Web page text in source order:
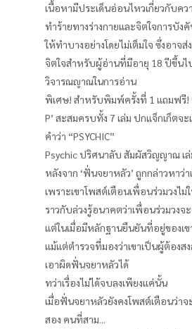
เนื้อหามีประเด็นอ่อนไหวเกี่ยวกับคว
ทำร้ายทางร่างกายและจิตใจการบัง
ให้ทำบางอย่างโดยไม่เต็มใจ ซึ่งอาจ
จิตใจสำหรับผู้อ่านที่มีอายุ 18 ปีขึ้นไ
วิจารณญาณในการอ่าน
พิเศษ! สำหรับพิมพ์ครั้งที่ 1 แถมฟรี!
P’ สะสมครบทั้ง 7 เล่ม ปกแจ็กเก็ตจ
คำว่า “PSYCHIC”
Psychic ปริศนาลับ สัมผัสวิญญาณ เล่
หลังจาก ‘ฟั่นจยาหลัว’ ถูกกล่าวหาว่
เพราะเขาโพสต์เตือนเพื่อนร่วมวงไ
ราวกับล่วงรู้อนาคตว่าเพื่อนร่วมวงจ
แต่ในเมื่อมีหลักฐานยืนยันที่อยู่ของเข
แม้แต่ตำรวจที่มองว่าเขาเป็นผู้ต้องส
เอาผิดฟั่นจยาหลัวได้
ทว่าเรื่องไม่ได้จบลงเพียงแค่นั้น
เมื่อฟั่นจยาหลัวยังคงโพสต์เตือนว่า
สอง คนที่สาม...